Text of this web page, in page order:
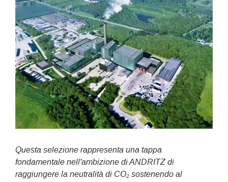
Questa selezione rappresenta una tappa
fondamentale nell'ambizione di ANDRITZ di
raggiungere la neutralità di CO₂ sostenendo al